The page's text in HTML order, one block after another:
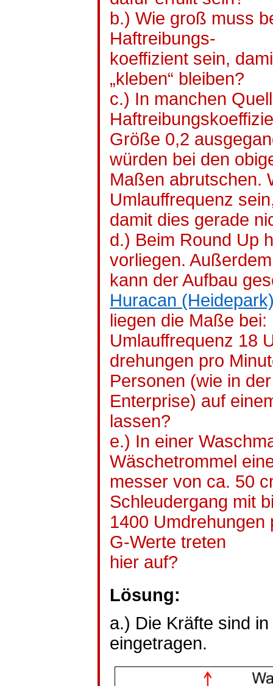
b.) Wie groß muss
Haftreibungs-
koeffizient sein,
„kleben“ bleiben?
c.) In manchen
Größe 0,2
würden bei den
Maßen abrutschen.
Umlauffrequenz
damit dies gerade
d.) Beim Round Up
vorliegen. Außerdem
kann der Aufbau
Huracan
liegen die Maße
Umlauffrequenz 18
drehungen pro
Personen (wie in der
Enterprise) auf
lassen?
e.) In einer
Wäschetrommel
messer von ca. 50
Schleudergang mit
1400 Umdrehungen
G-Werte treten
hier auf?
Lösung:
a.) Die Kräfte sind
eingetragen.